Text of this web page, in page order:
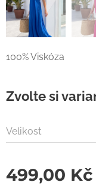
100% Viskóza
Zvolte si
Velikost
499,00 Kč